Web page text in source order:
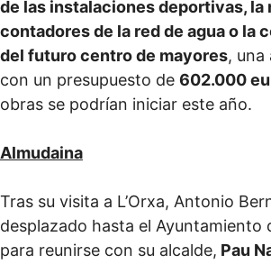
de las instalaciones deportivas, la
contadores de la red de agua o la
del futuro centro de mayores, una
con un presupuesto de 602.000
obras se podrían iniciar este año.
Almudaina
Tras su visita a L’Orxa, Antonio
desplazado hasta el Ayuntamiento
para reunirse con su alcalde, Pau